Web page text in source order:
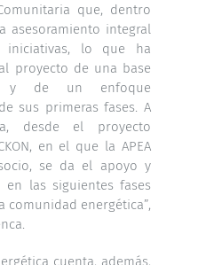
que, dentro
asesoramiento integral
lo que ha
proyecto de una base
y de un enfoque
sus primeras fases. A
desde el proyecto
en el que la APEA
se da el apoyo y
en las siguientes fases
comunidad energética”,
cuenta, además,